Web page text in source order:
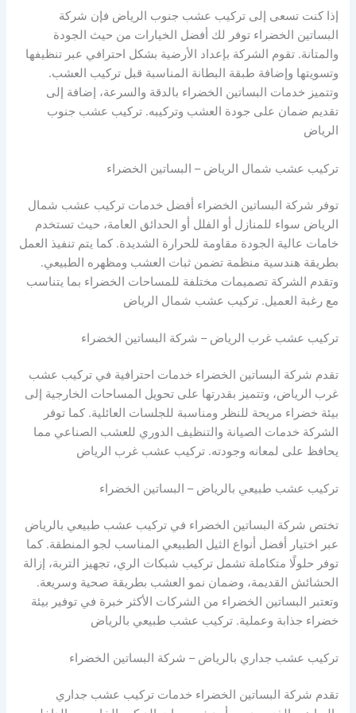
إذا كنت تسعى إلى تركيب عشب جنوب الرياض فإن شركة
البساتين الخضراء توفر لك أفضل الخيارات من حيث الجودة
والمتانة. تقوم الشركة بإعداد الأرضية بشكل احترافي عبر تنظيفها
وتسويتها وإضافة طبقة البطانة المناسبة قبل تركيب العشب.
وتتميز خدمات البساتين الخضراء بالدقة والسرعة، إضافة إلى
تقديم ضمان على جودة العشب وتركيبه. تركيب عشب جنوب
الرياض
تركيب عشب شمال الرياض – البساتين الخضراء
توفر شركة البساتين الخضراء أفضل خدمات تركيب عشب شمال
الرياض سواء للمنازل أو الفلل أو الحدائق العامة، حيث تستخدم
خامات عالية الجودة مقاومة للحرارة الشديدة. كما يتم تنفيذ العمل
بطريقة هندسية منظمة تضمن ثبات العشب ومظهره الطبيعي.
وتقدم الشركة تصميمات مختلفة للمساحات الخضراء بما يتناسب
مع رغبة العميل. تركيب عشب شمال الرياض
تركيب عشب غرب الرياض – شركة البساتين الخضراء
تقدم شركة البساتين الخضراء خدمات احترافية في تركيب عشب
غرب الرياض، وتتميز بقدرتها على تحويل المساحات الخارجية إلى
بيئة خضراء مريحة للنظر ومناسبة للجلسات العائلية. كما توفر
الشركة خدمات الصيانة والتنظيف الدوري للعشب الصناعي مما
يحافظ على لمعانه وجودته. تركيب عشب غرب الرياض
تركيب عشب طبيعي بالرياض – البساتين الخضراء
تختص شركة البساتين الخضراء في تركيب عشب طبيعي بالرياض
عبر اختيار أفضل أنواع الثيل الطبيعي المناسب لجو المنطقة. كما
توفر حلولًا متكاملة تشمل تركيب شبكات الري، تجهيز التربة، إزالة
الحشائش القديمة، وضمان نمو العشب بطريقة صحية وسريعة.
وتعتبر البساتين الخضراء من الشركات الأكثر خبرة في توفير بيئة
خضراء جذابة وعملية. تركيب عشب طبيعي بالرياض
تركيب عشب جداري بالرياض – شركة البساتين الخضراء
تقدم شركة البساتين الخضراء خدمات تركيب عشب جداري